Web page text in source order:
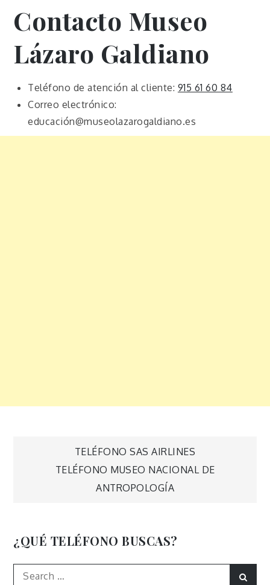
Contacto Museo
Lázaro Galdiano
Teléfono de atención al cliente: 915 61 60 84
Correo electrónico:
educación@museolazarogaldiano.es
Navegación
TELÉFONO SAS AIRLINES
TELÉFONO MUSEO NACIONAL DE
ANTROPOLOGÍA
¿QUÉ TELÉFONO BUSCAS?
Search